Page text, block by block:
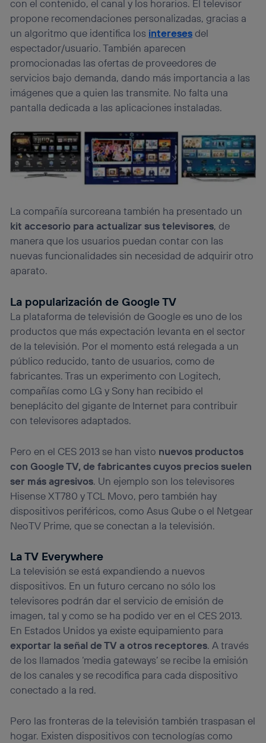
con el contenido, el canal y los horarios. El televisor
propone recomendaciones personalizadas, gracias a
un algoritmo que identifica los interesesdel
espectador/usuario. También aparecen
promocionadas las ofertas de proveedores de
servicios bajo demanda, dando más importancia a las
imágenes que a quien las transmite. No falta una
pantalla dedicada a las aplicaciones instaladas.
La compañía surcoreana también ha presentado un
kit accesorio para actualizar sus televisores, de
manera que los usuarios puedan contar con las
nuevas funcionalidades sin necesidad de adquirir otro
aparato.
La popularización de Google TV
La plataforma de televisión de Google es uno de los
productos que más expectación levanta en el sector
de la televisión. Por el momento está relegada a un
público reducido, tanto de usuarios, como de
fabricantes. Tras un experimento con Logitech,
compañías como LG y Sony han recibido el
beneplácito del gigante de Internet para contribuir
con televisores adaptados.
Pero en el CES 2013 se han visto nuevos productos
con Google TV, de fabricantes cuyos precios suelen
ser más agresivos. Un ejemplo son los televisores
Hisense XT780 y TCL Movo, pero también hay
dispositivos periféricos, como Asus Qube o el Netgear
NeoTV Prime, que se conectan a la televisión.
La TV Everywhere
La televisión se está expandiendo a nuevos
dispositivos. En un futuro cercano no sólo los
televisores podrán dar el servicio de emisión de
imagen, tal y como se ha podido ver en el CES 2013.
En Estados Unidos ya existe equipamiento para
exportar la señal de TV a otros receptores. A través
de los llamados ‘media gateways’ se recibe la emisión
de los canales y se recodifica para cada dispositivo
conectado a la red.
Pero las fronteras de la televisión también traspasan el
hogar. Existen dispositivos con tecnologías como